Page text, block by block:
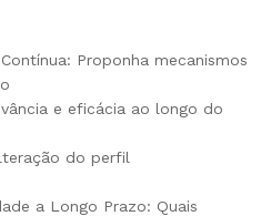
Proponha mecanismos
e eficácia ao longo do
do perfil
a Longo Prazo: Quais